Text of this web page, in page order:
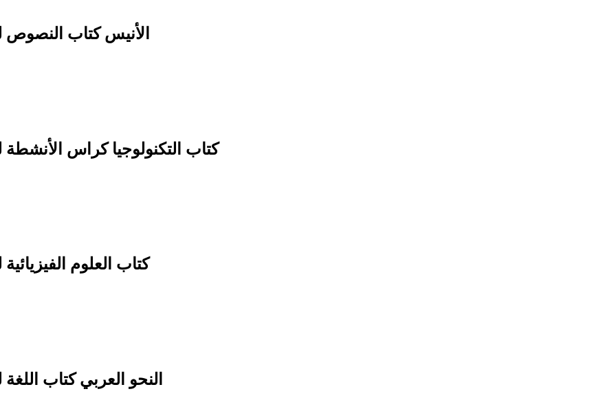
الأنيس كتاب النصوص
كتاب التكنولوجيا كراس الأنشطة
كتاب العلوم
النحو العربي كتاب